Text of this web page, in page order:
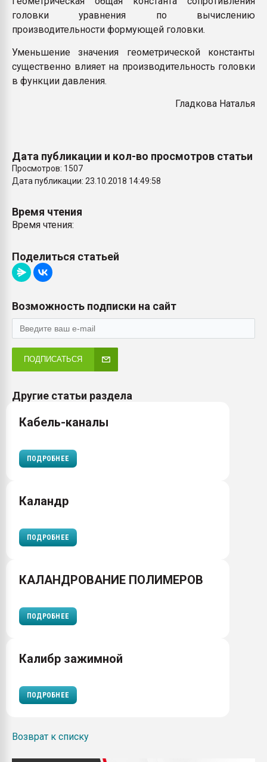
бутылок
ПЕРЕЙТИ НА
головки уравнения по вычислению
производительности формующей головки.
Уменьшение значения геометрической константы
существенно влияет на производительность головки
в функции давления.
Гладкова Наталья
Дата публикации и кол-во просмотров статьи
Просмотров: 1507
Дата публикации: 23.10.2018 14:49:58
Время чтения
Время чтения:
Поделиться статьей
Возможность подписки на сайт
ПОДПИСАТЬСЯ
Другие статьи раздела
Кабель-каналы
ПОДРОБНЕЕ
Каландр
ПОДРОБНЕЕ
КАЛАНДРОВАНИЕ ПОЛИМЕРОВ
ПОДРОБНЕЕ
Калибр зажимной
ПОДРОБНЕЕ
Возврат к списку